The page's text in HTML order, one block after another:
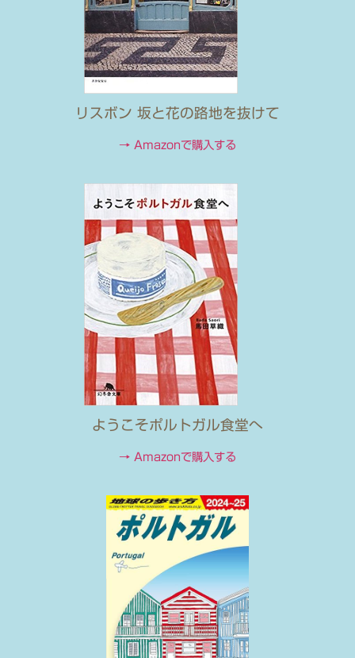
リスボン 坂と花の路地を抜けて
→ Amazonで購入する
ようこそポルトガル食堂へ
→ Amazonで購入する